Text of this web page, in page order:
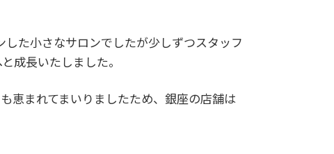
た小さなサロンでしたが少しずつスタッフ
成長いたしました。
恵まれてまいりましたため、銀座の店舗は